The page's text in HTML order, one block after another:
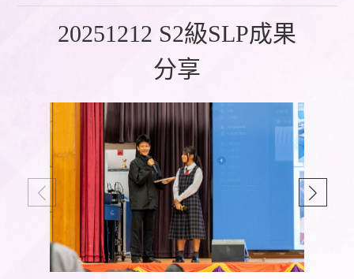
20251212 S2級SLP成果
分享